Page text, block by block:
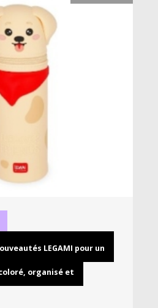
LEGAMI pour un
organisé et